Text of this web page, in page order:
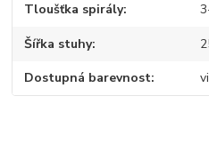
Tloušťka spirály
Šířka stuhy
Dostupná barevnost